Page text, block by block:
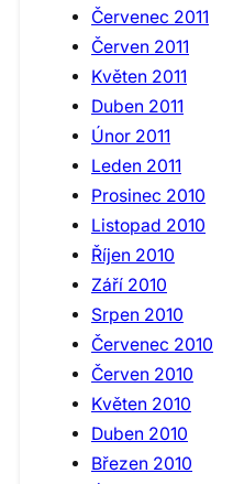
Červenec 2011
Červen 2011
Květen 2011
Duben 2011
Únor 2011
Leden 2011
Prosinec 2010
Listopad 2010
Říjen 2010
Září 2010
Srpen 2010
Červenec 2010
Červen 2010
Květen 2010
Duben 2010
Březen 2010